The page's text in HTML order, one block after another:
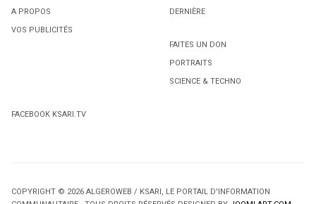
Le leadership bloque les associations d'algériens aux
états-unis d'amérique. 13 500 Algériens aux States
4
L'octroi accidentel du Gant Court.
L'octroi accidentel du Gant Court.
A PROPOS
VOS PUBLICITÉS
DERNIÈRE
FAITES UN DON
PORTRAITS
SCIENCE & TECHNO
FACEBOOK KSARI.TV
COPYRIGHT © 2026 ALGEROWEB / KSARI, LE PORTAIL D'INFORMATION